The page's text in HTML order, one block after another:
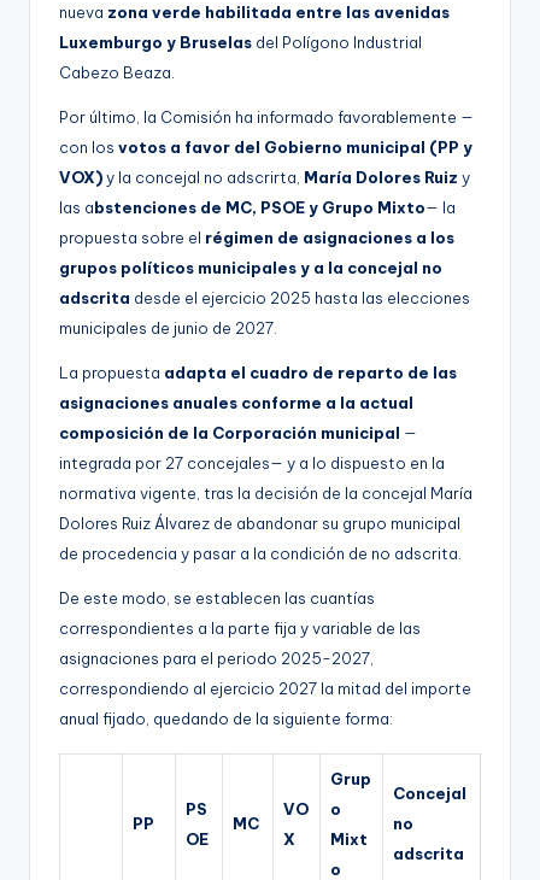
nueva zona verde habilitada entre las avenidas
Luxemburgo y Bruselas del Polígono Industrial
Cabezo Beaza.
Por último, la Comisión ha informado favorablemente —
con los votos a favor del Gobierno municipal (PP y
VOX)y la concejal no adscrirta, María Dolores Ruiz y
las abstenciones de MC, PSOE y Grupo Mixto— la
propuesta sobre el régimen de asignaciones a los
grupos políticos municipales y a la concejal no
adscrita desde el ejercicio 2025 hasta las elecciones
municipales de junio de 2027.
La propuesta adapta el cuadro de reparto de las
asignaciones anuales conforme a la actual
composición de la Corporación municipal —
integrada por 27 concejales— y a lo dispuesto en la
normativa vigente, tras la decisión de la concejal María
Dolores Ruiz Álvarez de abandonar su grupo municipal
de procedencia y pasar a la condición de no adscrita.
De este modo, se establecen las cuantías
correspondientes a la parte fija y variable de las
asignaciones para el periodo 2025-2027,
correspondiendo al ejercicio 2027 la mitad del importe
anual fijado, quedando de la siguiente forma:
PP
PS
OE
MC
VO
X
Grup
o
Mixt
o
Concejal
no
adscrita